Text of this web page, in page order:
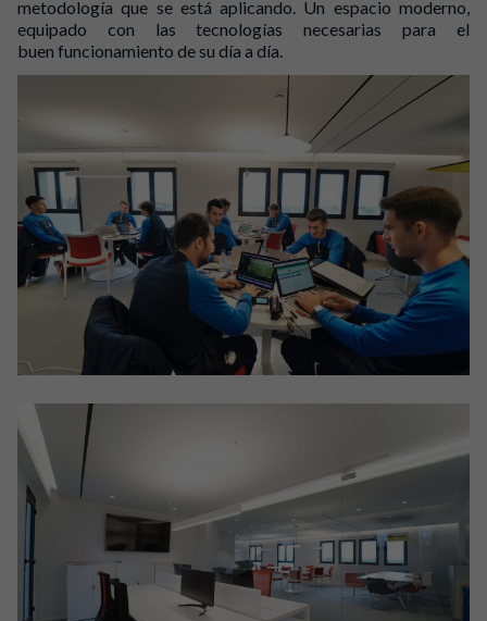
metodología que se está aplicando. Un espacio moderno,
equipado con las tecnologías necesarias para el
buen funcionamiento de su día a día.